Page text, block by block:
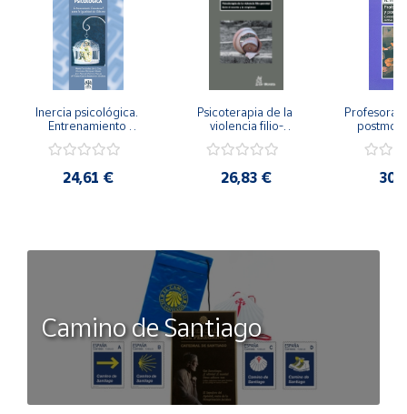
Inercia psicológica.
Entrenamiento
Igualdad de Género.
24,61 €
Psicoterapia de la
violencia filio-
secreto y la
26,83 €
Camino de Santiago